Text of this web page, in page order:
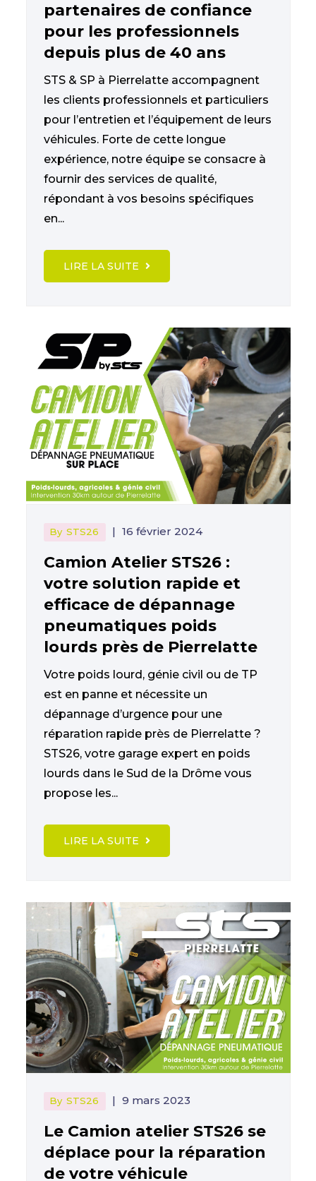
partenaires de confiance
pour les professionnels
depuis plus de 40 ans
STS & SP à Pierrelatte accompagnent
les clients professionnels et particuliers
pour l’entretien et l’équipement de leurs
véhicules. Forte de cette longue
expérience, notre équipe se consacre à
fournir des services de qualité,
répondant à vos besoins spécifiques
en...
LIRE LA SUITE
By STS26 | 16 février 2024
Camion Atelier STS26 :
votre solution rapide et
efficace de dépannage
pneumatiques poids
lourds près de Pierrelatte
Votre poids lourd, génie civil ou de TP
est en panne et nécessite un
dépannage d’urgence pour une
réparation rapide près de Pierrelatte ?
STS26, votre garage expert en poids
lourds dans le Sud de la Drôme vous
propose les...
LIRE LA SUITE
By STS26 | 9 mars 2023
Le Camion atelier STS26 se
déplace pour la réparation
de votre véhicule